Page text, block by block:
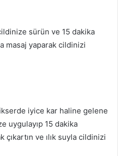
sürün ve 15 dakika
masaj yaparak cildinizi
iyice kar haline gelene
uygulayıp 15 dakika
ve ılık suyla cildinizi